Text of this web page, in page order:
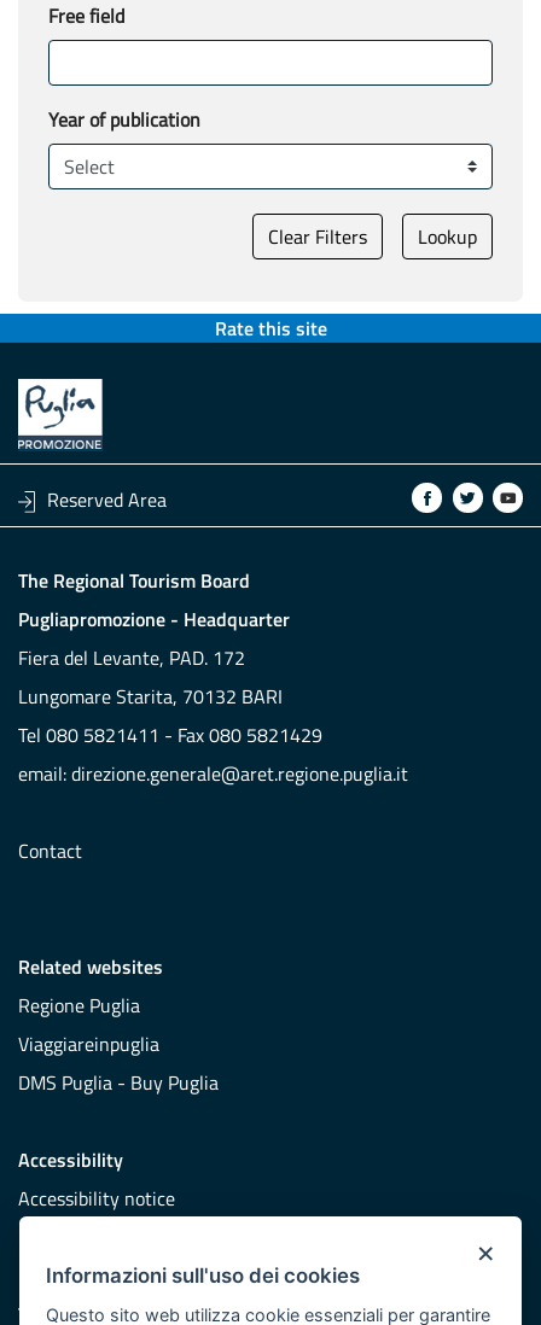
×
Informazioni sull'uso dei cookies
Questo sito web utilizza cookie essenziali per garantire
Free field
Year of publication
Clear Filters Lookup
Rate this site
Reserved Area Link a Facebook
Link aLink
The Regional Tourism Board
Pugliapromozione - Headquarter
Fiera del Levante, PAD. 172
Lungomare Starita, 70132 BARI
Tel 080 5821411 - Fax 080 5821429
email:direzione.generale@aret.regione.puglia.it
Contact
Related websites
Regione Puglia
Viaggiareinpuglia
DMS Puglia - Buy Puglia
Accessibility
Accessibility notice
The Newsroom